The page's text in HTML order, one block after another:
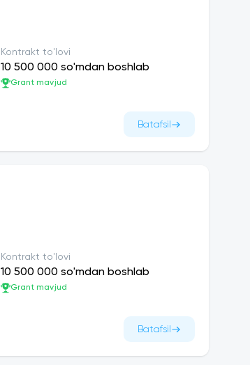
Kontrakt to'lovi
10 500 000 so'mdan boshlab
Grant mavjud
Batafsil
Kontrakt to'lovi
10 500 000 so'mdan boshlab
Grant mavjud
Batafsil